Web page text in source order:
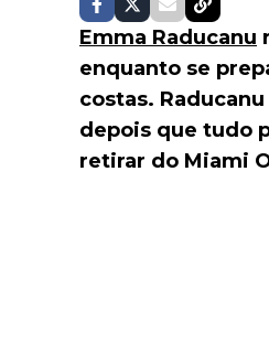
Emma Raducanu
enquanto se
costas.
depois que tudo
retirar do Miami